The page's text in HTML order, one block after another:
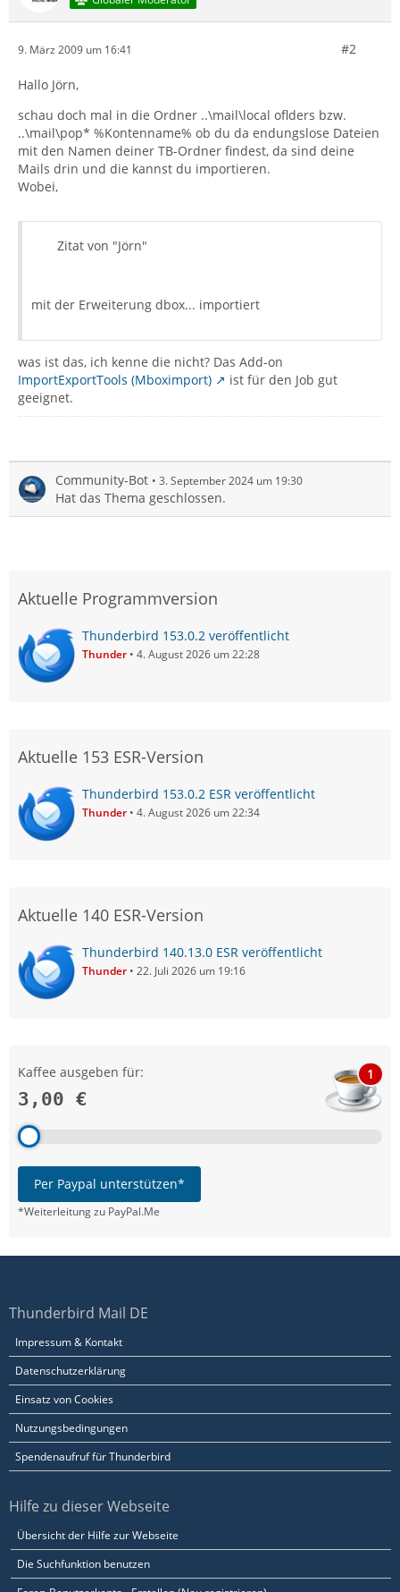
9. März 2009 um 16:41 #2
Hallo Jörn,
schau doch mal in die Ordner ..\mail\local oflders bzw.
..\mail\pop* %Kontenname% ob du da endungslose Dateien
mit den Namen deiner TB-Ordner findest, da sind deine
Mails drin und die kannst du importieren.
Wobei,
Zitat von "Jörn"
mit der Erweiterung dbox... importiert
was ist das, ich kenne die nicht? Das Add-on
ImportExportTools (Mboximport)
ist für den Job gut
geeignet.
Community-Bot 3. September 2024 um 19:30
Hat das Thema geschlossen.
Aktuelle Programmversion
Thunderbird 153.0.2 veröffentlicht
Thunder 4. August 2026 um 22:28
Aktuelle 153 ESR-Version
Thunderbird 153.0.2 ESR veröffentlicht
Thunder 4. August 2026 um 22:34
Aktuelle 140 ESR-Version
Thunderbird 140.13.0 ESR veröffentlicht
Thunder 22. Juli 2026 um 19:16
Kaffee ausgeben für:
3,00 €
1
Per Paypal unterstützen*
*Weiterleitung zu PayPal.Me
Thunderbird Mail DE
Impressum & Kontakt
Datenschutzerklärung
Einsatz von Cookies
Nutzungsbedingungen
Spendenaufruf für Thunderbird
Hilfe zu dieser Webseite
Übersicht der Hilfe zur Webseite
Die Suchfunktion benutzen